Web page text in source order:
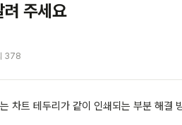
주세요
378
차트 테두리가 같이 인쇄되는 부분 해결